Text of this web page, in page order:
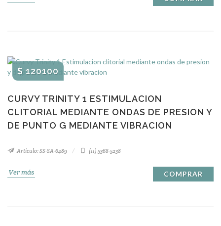
CURVY TRINITY 1 ESTIMULACION
CLITORIAL MEDIANTE ONDAS DE PRESION Y
DE PUNTO G MEDIANTE VIBRACION
$ 120100
Artículo: SS-SA-6489 (11) 5368-5238
Ver más COMPRAR